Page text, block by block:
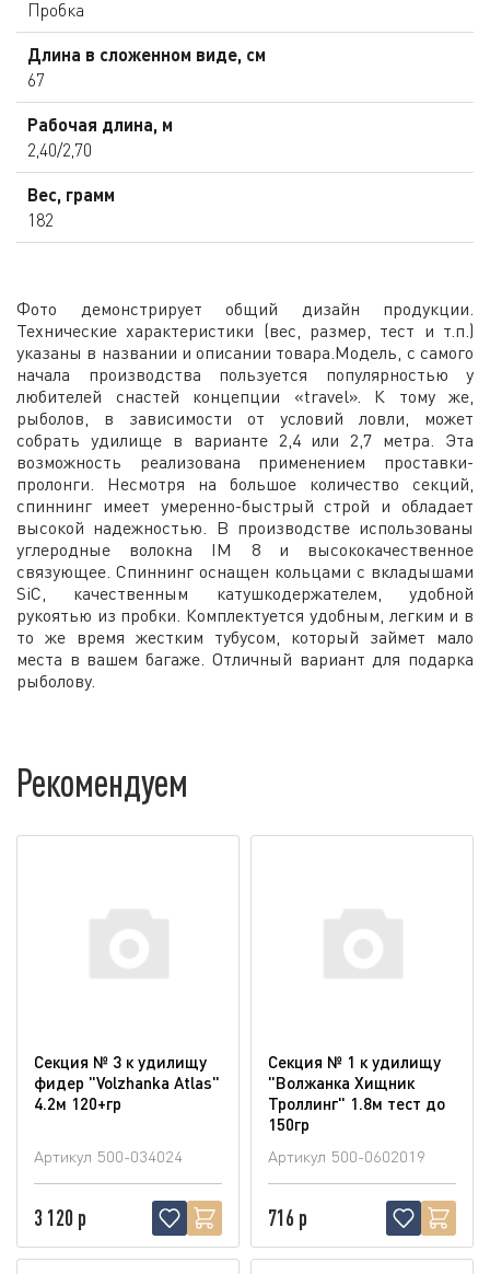
Пробка
Длина в сложенном виде, см
67
Рабочая длина, м
2,40/2,70
Вес, грамм
182
Фото демонстрирует общий дизайн продукции.
Технические характеристики (вес, размер, тест и т.п.)
указаны в названии и описании товара.Модель, с самого
начала производства пользуется популярностью у
любителей снастей концепции «travel». К тому же,
рыболов, в зависимости от условий ловли, может
собрать удилище в варианте 2,4 или 2,7 метра. Эта
возможность реализована применением проставки-
пролонги. Несмотря на большое количество секций,
спиннинг имеет умеренно-быстрый строй и обладает
высокой надежностью. В производстве использованы
углеродные волокна IM 8 и высококачественное
связующее. Спиннинг оснащен кольцами с вкладышами
SiC, качественным катушкодержателем, удобной
рукоятью из пробки. Комплектуется удобным, легким и в
то же время жестким тубусом, который займет мало
места в вашем багаже. Отличный вариант для подарка
рыболову.
Рекомендуем
Секция № 3 к удилищу
фидер "Volzhanka Atlas"
4.2м 120+гр
Артикул 500-034024
3 120 р
Секция № 1 к удилищу
"Волжанка Хищник
Троллинг" 1.8м тест до
150гр
Артикул 500-0602019
716 р